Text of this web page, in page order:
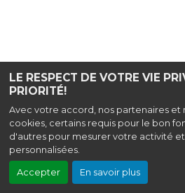
LE RESPECT DE VOTRE VIE
PRIORITÉ!
Avec votre accord, nos partenaires et
cookies, certains requis pour le bon
d'autres pour mesurer votre activité
personnalisées.
Accepter En savoir plus